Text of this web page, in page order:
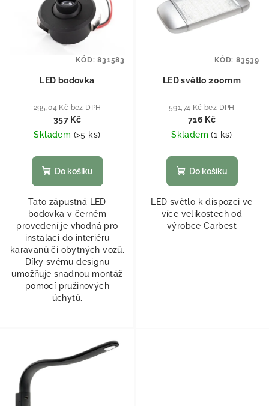
LED bodovka
295,04 Kč bez DPH
357 Kč
Skladem (>5 ks)
Do košíku
Tato zápustná LED
bodovka v černém
provedení je vhodná pro
instalaci do interiéru
karavanů či obytných vozů.
Díky svému designu
umožňuje snadnou montáž
pomocí pružinových
úchytů.
KÓD:831583
LED světlo 200mm
591,74 Kč bez DPH
716 Kč
Skladem(1 ks)
Do košíku
LED světlo k dispozci ve
více velikostech od
výrobce Carbest
KÓD: 83539